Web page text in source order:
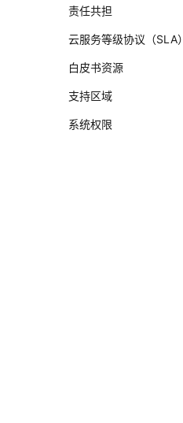
责任共担
云服务等级协议（SLA）
白皮书资源
支持区域
系统权限